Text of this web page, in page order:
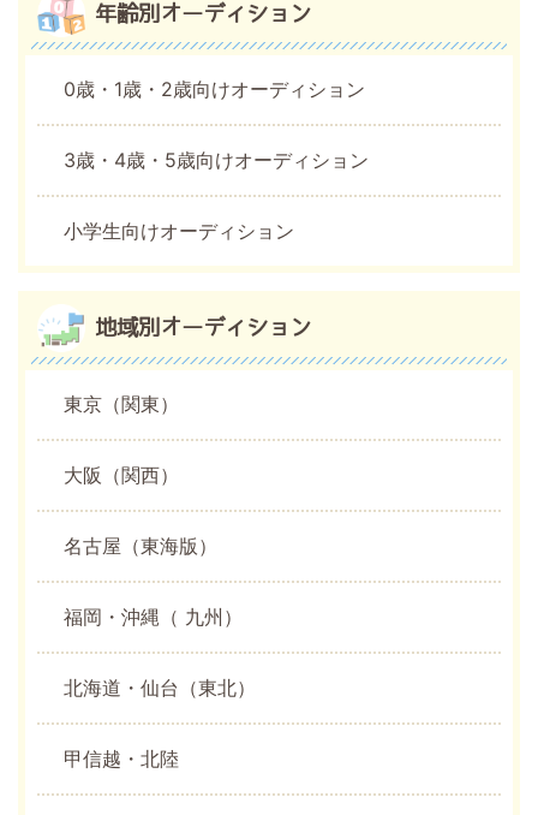
年齢別オーディション
0歳・1歳・2歳向けオーディション
3歳・4歳・5歳向けオーディション
小学生向けオーディション
地域別オーディション
東京（関東）
大阪（関西）
名古屋（東海版）
福岡・沖縄（ 九州）
北海道・仙台（東北）
甲信越・北陸